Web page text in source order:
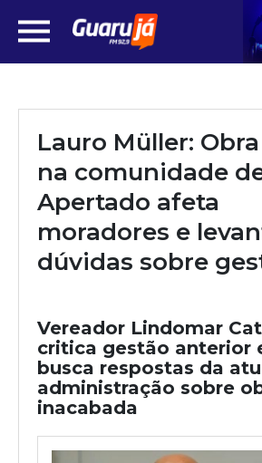
Lauro Müller:
na comunidade
Apertado afeta
moradores e
dúvidas sobre
Vereador Lindomar
critica gestão anterior
busca respostas da
administração sobre
inacabada